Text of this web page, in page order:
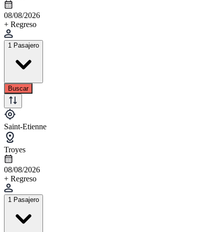
08/08/2026
+ Regreso
1 Pasajero
Buscar
Saint-Etienne
Troyes
08/08/2026
+ Regreso
1 Pasajero